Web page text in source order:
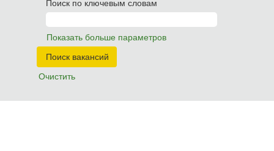
Поиск по ключевым словам
Показать больше параметров
Очистить